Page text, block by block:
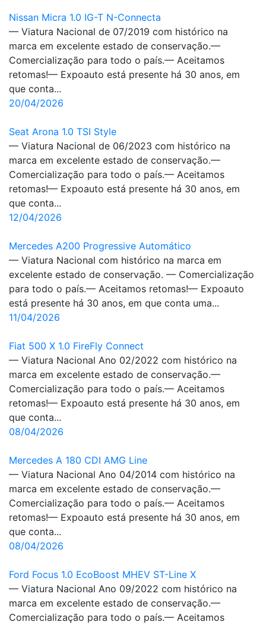
Nissan Micra 1.0 IG-T N-Connecta
— Viatura Nacional de 07/2019 com histórico na
marca em excelente estado de conservação.—
Comercialização para todo o país.— Aceitamos
retomas!— Expoauto está presente há 30 anos, em
que conta...
20/04/2026
Seat Arona 1.0 TSI Style
— Viatura Nacional de 06/2023 com histórico na
marca em excelente estado de conservação.—
Comercialização para todo o país.— Aceitamos
retomas!— Expoauto está presente há 30 anos, em
que conta...
12/04/2026
Mercedes A200 Progressive Automático
— Viatura Nacional com histórico na marca em
excelente estado de conservação. — Comercialização
para todo o país.— Aceitamos retomas!— Expoauto
está presente há 30 anos, em que conta uma...
11/04/2026
Fiat 500 X 1.0 FireFly Connect
— Viatura Nacional Ano 02/2022 com histórico na
marca em excelente estado de conservação.—
Comercialização para todo o país.— Aceitamos
retomas!— Expoauto está presente há 30 anos, em
que conta...
08/04/2026
Mercedes A 180 CDI AMG Line
— Viatura Nacional Ano 04/2014 com histórico na
marca em excelente estado de conservação.—
Comercialização para todo o país.— Aceitamos
retomas!— Expoauto está presente há 30 anos, em
que conta...
08/04/2026
Ford Focus 1.0 EcoBoost MHEV ST-Line X
— Viatura Nacional Ano 09/2022 com histórico na
marca em excelente estado de conservação.—
Comercialização para todo o país.— Aceitamos